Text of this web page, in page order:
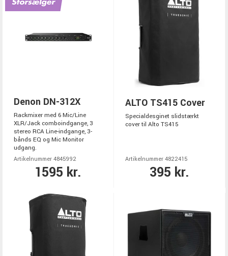
Denon DN-312X
Rackmixer med 6 Mic/Line
XLR/Jack comboindgange, 3
stereo RCA Line-indgange, 3-
bånds EQ og Mic Monitor
udgang.
Artikelnummer 4845992
1595 kr.
ALTO TS415 Cover
Specialdesginet slidstærkt
cover til Alto TS415
Artikelnummer 4822415
395 kr.